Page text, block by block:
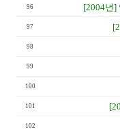
96 [2004년]
97
98
99
100
101
102